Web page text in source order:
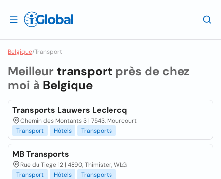
Belgique/Transport
Meilleur transport près de chez
moi à Belgique
Transports Lauwers Leclercq
Chemin des Montants 3 | 7543, Mourcourt
Transport
Hôtels Transports
MB Transports
Rue du Tiege 12 | 4890, Thimister, WLG
Transport
Hôtels Transports